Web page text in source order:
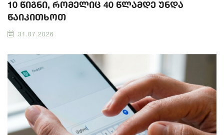
10 წიგნი, რომელიც 40 წლამდე უნდა
წაიკითხოთ
31.07.2026